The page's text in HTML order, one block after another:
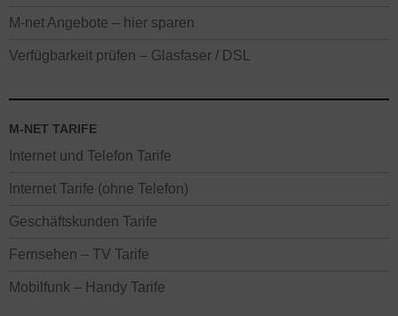
M-net Angebote – hier sparen
Verfügbarkeit prüfen – Glasfaser / DSL
M-NET TARIFE
Internet und Telefon Tarife
Internet Tarife (ohne Telefon)
Geschäftskunden Tarife
Fernsehen – TV Tarife
Mobilfunk – Handy Tarife